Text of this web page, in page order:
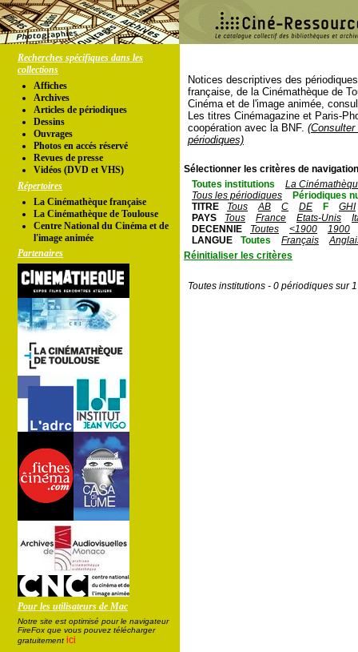
Recherches spécifiques dans les
collections
Affiches
Archives
Articles de périodiques
Dessins
Ouvrages
Photos en accés réservé
Revues de presse
Vidéos (DVD et VHS)
Répertoires
La Cinémathèque française
La Cinémathèque de Toulouse
Centre National du Cinéma et de
l'image animée
Partenaires
Pour les utilisateurs de Mac
Notre site est optimisé pour le navigateur
FireFox que vous pouvez télécharger
gratuitement ici
Notices descriptives des
française, de la Cinémathèque de
Cinéma et de l'image animée,
Les titres Cinémagazine et Paris-
coopération avec la BNF.
périodiques)
Sélectionner les critères de
Toutes institutions
La
Tous les périodiques
Périodiques
TITRE
Tous AB C DE F
GHI
PAYS
Tous France Etats-Unis
DECENNIE
Toutes <1900
1900
LANGUE
Toutes Français
Réinitialiser les critères
Toutes institutions - 0 périodiques sur